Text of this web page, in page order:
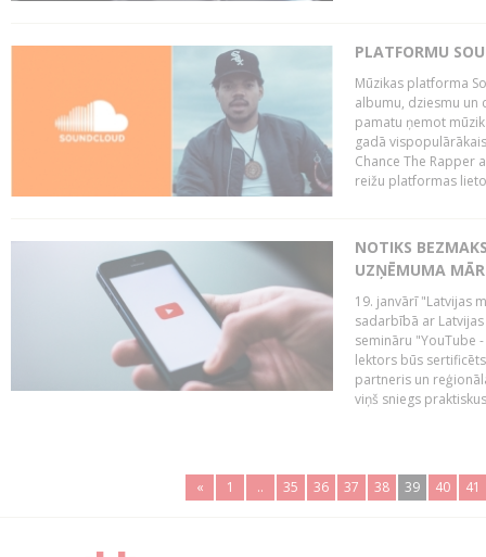
PLATFORMU
Mūzikas platforma
albumu, dziesmu un
pamatu ņemot
gadā
Chance The Rapper
reižu platformas
NOTIKS
UZŅĒMUMA
19. janvārī "Latvijas
sadarbībā ar
semināru "YouTube
lektors būs
partneris un
viņš sniegs
« 1 .. 35 36 37 38 39 40 41